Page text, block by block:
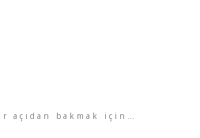
açıdan bakmak için…